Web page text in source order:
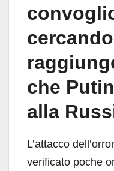
che
alla
L’attacco
verificato poche